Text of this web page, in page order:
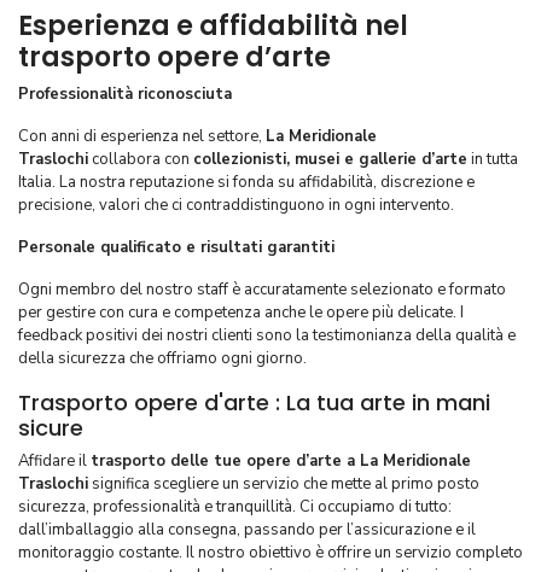
Esperienza e affidabilità nel
trasporto opere d’arte
Professionalità riconosciuta
Con anni di esperienza nel settore, La Meridionale
Traslochi collabora con collezionisti, musei e gallerie d’arte in tutta
Italia. La nostra reputazione si fonda su affidabilità, discrezione e
precisione, valori che ci contraddistinguono in ogni intervento.
Personale qualificato e risultati garantiti
Ogni membro del nostro staff è accuratamente selezionato e formato
per gestire con cura e competenza anche le opere più delicate. I
feedback positivi dei nostri clienti sono la testimonianza della qualità e
della sicurezza che offriamo ogni giorno.
Trasporto opere d'arte : La tua arte in mani
sicure
Affidare il trasporto delle tue opere d’arte a La Meridionale
Traslochi significa scegliere un servizio che mette al primo posto
sicurezza, professionalità e tranquillità. Ci occupiamo di tutto:
dall’imballaggio alla consegna, passando per l’assicurazione e il
monitoraggio costante. Il nostro obiettivo è offrire un servizio completo